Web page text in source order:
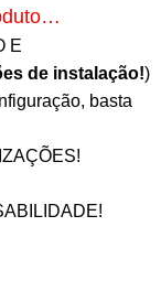
E
de instalação!)
basta